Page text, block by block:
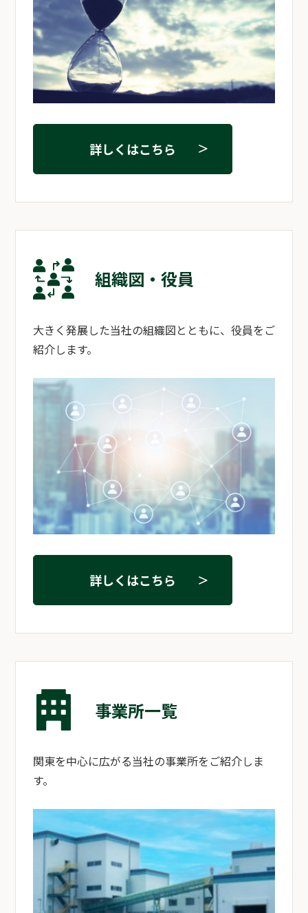
詳しくはこちら
組織図・役員
大きく発展した当社の組織図とともに、役員をご
紹介します。
詳しくはこちら
事業所一覧
関東を中心に広がる当社の事業所をご紹介しま
す。